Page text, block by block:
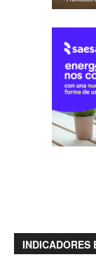
INDICADORES